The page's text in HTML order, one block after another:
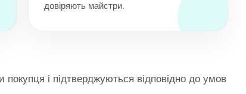
довіряють майстри.
і підтверджуються відповідно до умов